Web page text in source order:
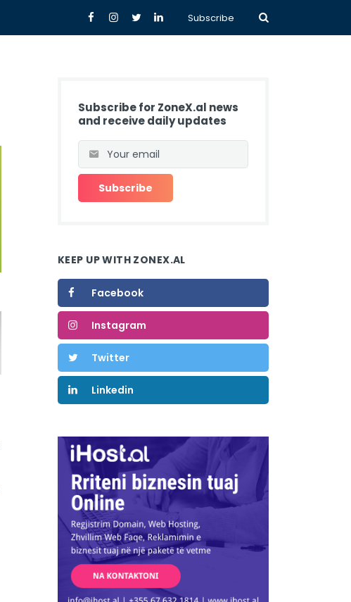
Subscribe
Subscribe for ZoneX.al news
and receive daily updates
KEEP UP WITH ZONEX.AL
Facebook
Instagram
Twitter
Linkedin